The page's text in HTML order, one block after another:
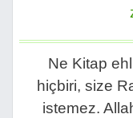
Ne Kitap
hiçbiri, size
istemez.